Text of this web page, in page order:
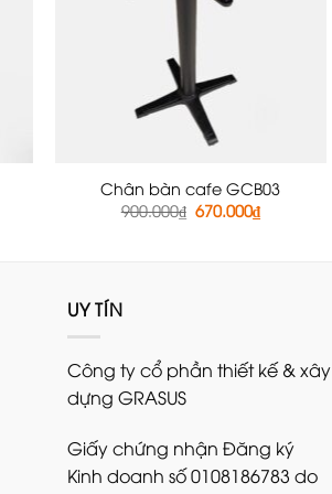
Chân bàn cafe GCB03
900.000₫ Giá
gốc
670.000₫Giá
hiện
UY TÍN
Công ty cổ phần thiết kế & xây
dựng GRASUS
Giấy chứng nhận Đăng ký
Kinh doanh số 0108186783 do